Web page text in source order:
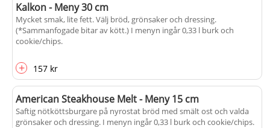
Kalkon - Meny 30 cm
Mycket smak, lite fett. Välj bröd, grönsaker och dressing.
(*Sammanfogade bitar av kött.) I menyn ingår 0,33 l burk och
cookie/chips.
+ 157 kr
American Steakhouse Melt - Meny 15 cm
Saftig nötköttsburgare på nyrostat bröd med smält ost och valda
grönsaker och dressing. I menyn ingår 0,33 l burk och cookie/chips.